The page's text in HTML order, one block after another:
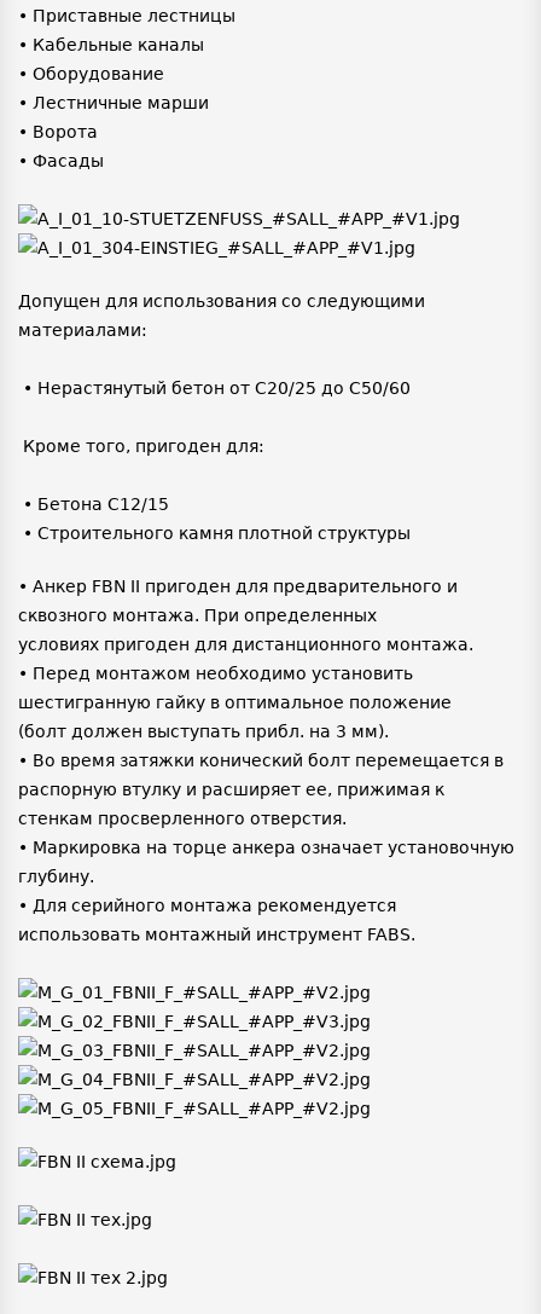
• Приставные лестницы
• Кабельные каналы
• Оборудование
• Лестничные марши
• Ворота
• Фасады
Допущен для использования со следующими
материалами:
• Нерастянутый бетон от C20/25 до C50/60
Кроме того, пригоден для:
• Бетона C12/15
• Строительного камня плотной структуры
• Анкер FBN II пригоден для предварительного и
сквозного монтажа. При определенных
условиях пригоден для дистанционного монтажа.
• Перед монтажом необходимо установить
шестигранную гайку в оптимальное положение
(болт должен выступать прибл. на 3 мм).
• Во время затяжки конический болт перемещается в
распорную втулку и расширяет ее, прижимая к
стенкам просверленного отверстия.
• Маркировка на торце анкера означает установочную
глубину.
• Для серийного монтажа рекомендуется
использовать монтажный инструмент FABS.